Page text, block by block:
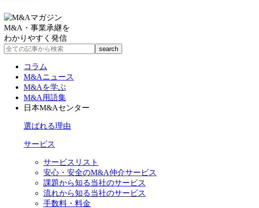
M&A・事業承継を
わかりやすく発信
コラム
M&Aニュース
M&Aを学ぶ
M&A用語集
日本M&Aセンター
選ばれる理由
サービス
サービスリスト
安心・安全のM&A仲介サービス
課題から知る当社のサービス
流れから知る当社のサービス
手数料・料金